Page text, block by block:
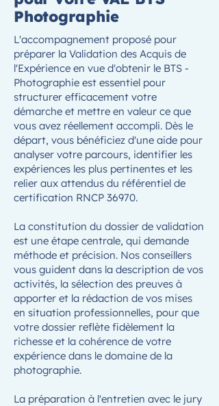
Photographie
L'accompagnement proposé pour
préparer la Validation des Acquis de
l'Expérience en vue d'obtenir le BTS -
Photographie est essentiel pour
structurer efficacement votre
démarche et mettre en valeur ce que
vous avez réellement accompli. Dès le
départ, vous bénéficiez d'une aide pour
analyser votre parcours, identifier les
expériences les plus pertinentes et les
relier aux attendus du référentiel de
certification RNCP 36970.
La constitution du dossier de validation
est une étape centrale, qui demande
méthode et précision. Nos conseillers
vous guident dans la description de vos
activités, la sélection des preuves à
apporter et la rédaction de vos mises
en situation professionnelles, pour que
votre dossier reflète fidèlement la
richesse et la cohérence de votre
expérience dans le domaine de la
photographie.
La préparation à l'entretien avec le jury